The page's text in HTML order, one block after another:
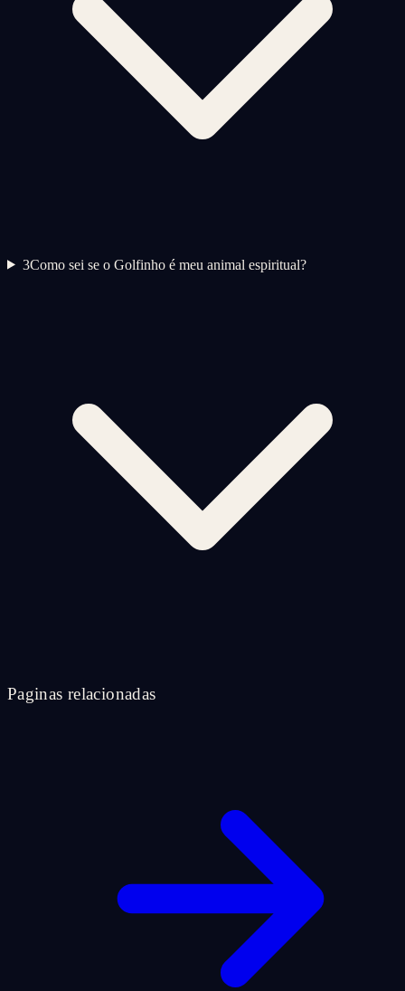
3Como sei se o Golfinho é meu animal espiritual?
Paginas relacionadas